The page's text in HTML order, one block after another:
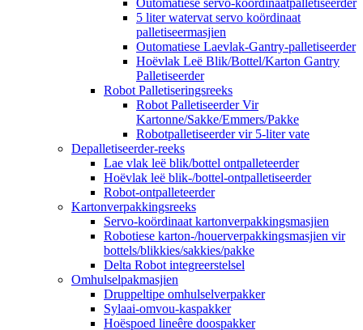
Outomatiese servo-koördinaatpalletiseerder
5 liter watervat servo koördinaat
palletiseermasjien
Outomatiese Laevlak-Gantry-palletiseerder
Hoëvlak Leë Blik/Bottel/Karton Gantry
Palletiseerder
Robot Palletiseringsreeks
Robot Palletiseerder Vir
Kartonne/Sakke/Emmers/Pakke
Robotpalletiseerder vir 5-liter vate
Depalletiseerder-reeks
Lae vlak leë blik/bottel ontpalleteerder
Hoëvlak leë blik-/bottel-ontpalletiseerder
Robot-ontpalleteerder
Kartonverpakkingsreeks
Servo-koördinaat kartonverpakkingsmasjien
Robotiese karton-/houerverpakkingsmasjien vir
bottels/blikkies/sakkies/pakke
Delta Robot integreerstelsel
Omhulselpakmasjien
Druppeltipe omhulselverpakker
Sylaai-omvou-kaspakker
Hoëspoed lineêre doospakker